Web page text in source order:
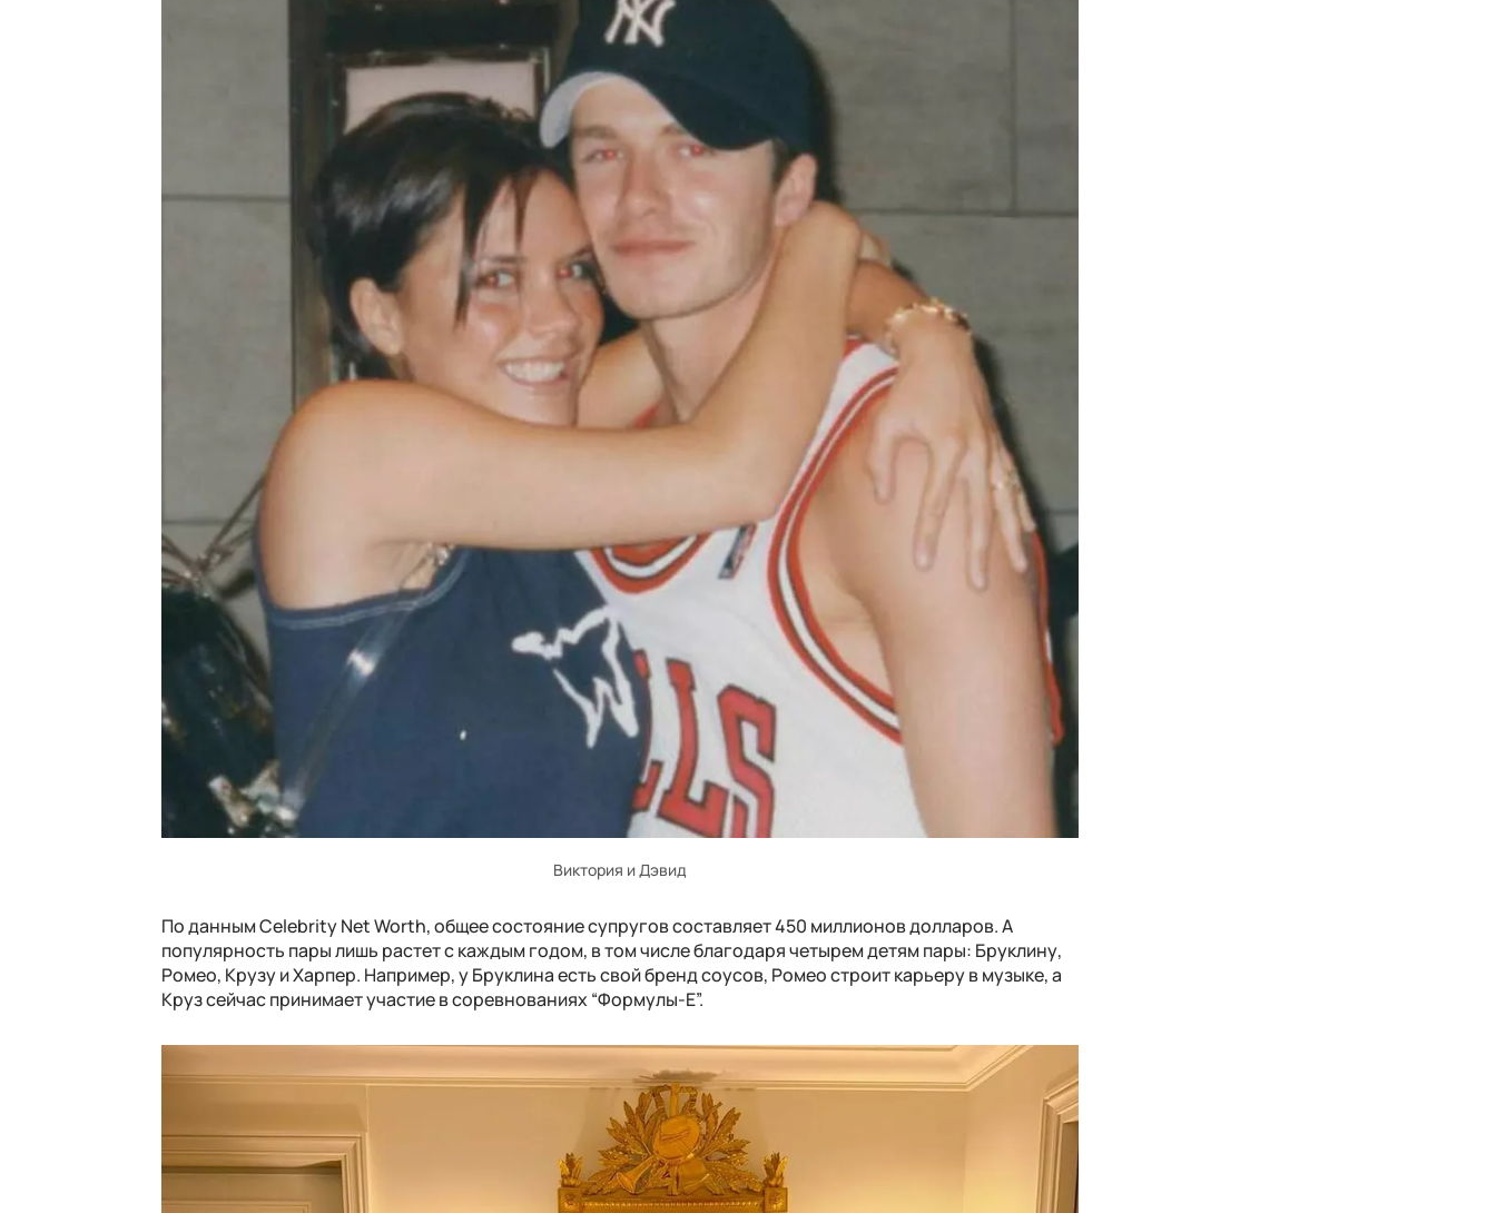
Виктория и Дэвид
По данным Celebrity Net Worth, общее состояние супругов составляет 450 миллионов долларов. А
популярность пары лишь растет с каждым годом, в том числе благодаря четырем детям пары: Бруклину,
Ромео, Крузу и Харпер. Например, у Бруклина есть свой бренд соусов, Ромео строит карьеру в музыке, а
Круз сейчас принимает участие в соревнованиях “Формулы-Е”.